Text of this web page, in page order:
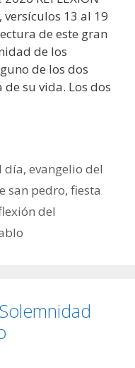
13 al 19
de este gran
de los
de los dos
su vida. Los dos
día,evangelio del
san pedro, fiesta
del